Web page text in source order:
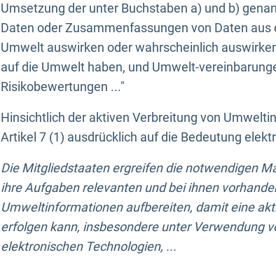
Umsetzung der unter Buchstaben a) und b)
Daten oder Zusammenfassungen von Daten
Umwelt auswirken oder wahrscheinlich
auf die Umwelt haben, und Umwelt-
Risikobewertungen ..."
Hinsichtlich der aktiven Verbreitung von
Artikel 7 (1) ausdrücklich auf die Bedeutung
Die Mitgliedstaaten ergreifen die notwendigen
ihre Aufgaben relevanten und bei ihnen
Umweltinformationen aufbereiten, damit eine
erfolgen kann, insbesondere unter Verwendung
elektronischen Technologien, ...